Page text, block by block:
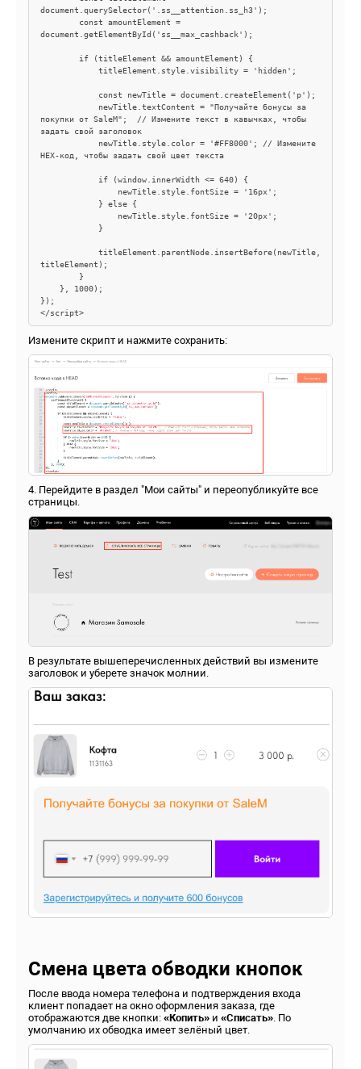
document.querySelector('.ss__attention.ss_h3');
document.getElementById('ss__max_cashback');
покупки от SaleM";  // Измените текст в кавычках, чтобы
задать свой заголовок
HEX-код, чтобы задать свой цвет текста
titleElement);
});
</script>
Измените скрипт и нажмите сохранить:
4. Перейдите в раздел "Мои сайты" и переопубликуйте все
страницы.
В результате вышеперечисленных действий вы измените
заголовок и уберете значок молнии.
Смена цвета обводки кнопок
После ввода номера телефона и подтверждения входа
клиент попадает на окно оформления заказа, где
отображаются две кнопки: «Копить» и «Списать» . По
умолчанию их обводка имеет зелёный цвет.